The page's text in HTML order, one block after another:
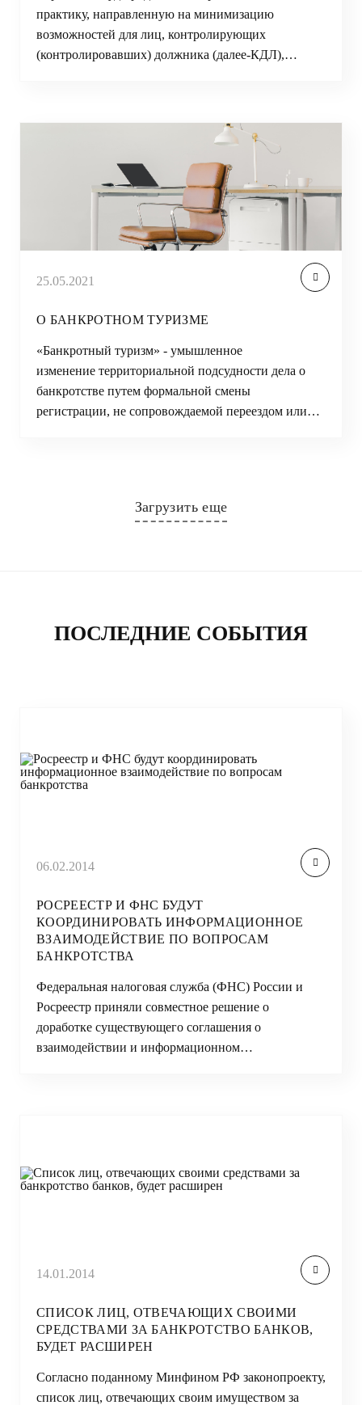
практику, направленную на минимизацию
возможностей для лиц, контролирующих
(контролировавших) должника (далее-КДЛ),…
25.05.2021
О БАНКРОТНОМ ТУРИЗМЕ
«Банкротный туризм» - умышленное
изменение территориальной подсудности дела о
банкротстве путем формальной смены
регистрации, не сопровождаемой переездом или…
Загрузить еще
ПОСЛЕДНИЕ СОБЫТИЯ
06.02.2014
РОСРЕЕСТР И ФНС БУДУТ
КООРДИНИРОВАТЬ ИНФОРМАЦИОННОЕ
ВЗАИМОДЕЙСТВИЕ ПО ВОПРОСАМ
БАНКРОТСТВА
Федеральная налоговая служба (ФНС) России и
Росреестр приняли совместное решение о
доработке существующего соглашения о
взаимодействии и информационном…
14.01.2014
СПИСОК ЛИЦ, ОТВЕЧАЮЩИХ СВОИМИ
СРЕДСТВАМИ ЗА БАНКРОТСТВО БАНКОВ,
БУДЕТ РАСШИРЕН
Согласно поданному Минфином РФ законопроекту,
список лиц, отвечающих своим имуществом за